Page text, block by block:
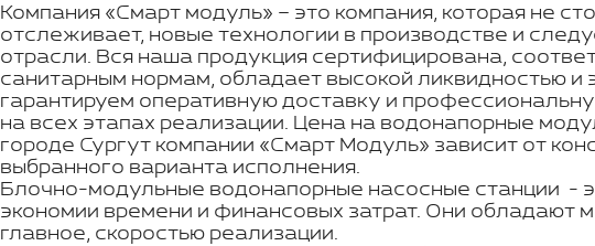
Компания «Смарт модуль» – это компания, которая не
отслеживает, новые технологии в производстве и
отрасли. Вся наша продукция сертифицирована,
санитарным нормам, обладает высокой ликвидностью
гарантируем оперативную доставку и
на всех этапах реализации. Цена на водонапорные
городе Сургут компании «Смарт Модуль» зависит от
выбранного варианта исполнения.
Блочно-модульные водонапорные насосные станции -
экономии времени и финансовых затрат. Они обладают
главное, скоростью реализации.